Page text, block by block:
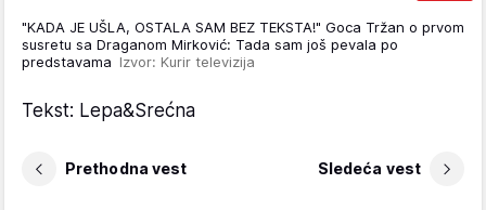
"KADA JE UŠLA, OSTALA SAM BEZ TEKSTA!" Goca Tržan o prvom
susretu sa Draganom Mirković: Tada sam još pevala po
predstavama Izvor: Kurir televizija
Tekst: Lepa&Srećna
Prethodna vest Sledeća vest